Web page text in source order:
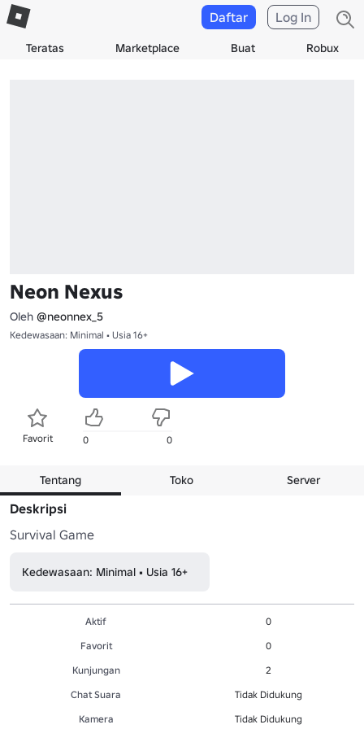
Teratas Marketplace Buat Robux
Daftar Log In
Neon Nexus
Oleh @neonnex_5
Kedewasaan: Minimal • Usia 16+
Favorit 0 0
Tentang Toko Server
Deskripsi
Survival Game
Kedewasaan: Minimal • Usia 16+
Aktif
0
Favorit
0
Kunjungan
2
Chat Suara
Tidak Didukung
Kamera
Tidak Didukung